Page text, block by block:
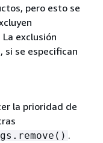
pero esto se
exclusión
si se especifican
la prioridad de
.